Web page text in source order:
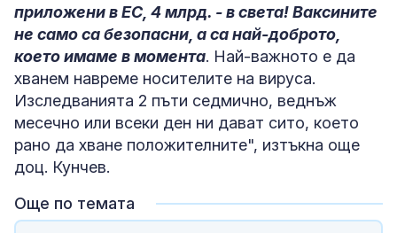
приложени в ЕС, 4 млрд. - в света! Ваксините
не само са безопасни, а са най-доброто,
което имаме в момента. Най-важното е да
хванем навреме носителите на вируса.
Изследванията 2 пъти седмично, веднъж
месечно или всеки ден ни дават сито, което
рано да хване положителните", изтъкна още
доц. Кунчев.
Още по темата